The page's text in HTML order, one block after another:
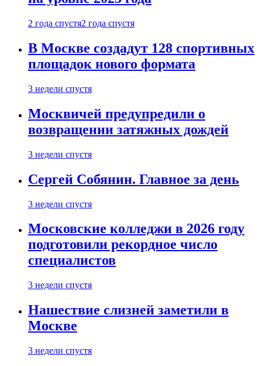
2 года спустя2 года спустя
В Москве создадут 128 спортивных
площадок нового формата
3 недели спустя
Москвичей предупредили о
возвращении затяжных дождей
3 недели спустя
Сергей Собянин. Главное за день
3 недели спустя
Московские колледжи в 2026 году
подготовили рекордное число
специалистов
3 недели спустя
Нашествие слизней заметили в
Москве
3 недели спустя